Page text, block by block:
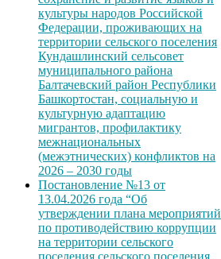
культуры народов Российской
Федерации, проживающих на
территории сельского поселения
Кундашлинский сельсовет
муниципального района
Балтачевский район Республики
Башкортостан, социальную и
культурную адаптацию
мигрантов, профилактику
межнациональных
(межэтнических) конфликтов на
2026 – 2030 годы
Постановление №13 от
13.04.2026 года “Об
утверждении плана мероприятий
по противодействию коррупции
на территории сельского